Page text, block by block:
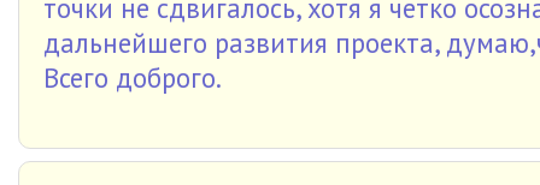
точки не сдвигалось, хотя я четко
дальнейшего развития проекта,
Всего доброго.